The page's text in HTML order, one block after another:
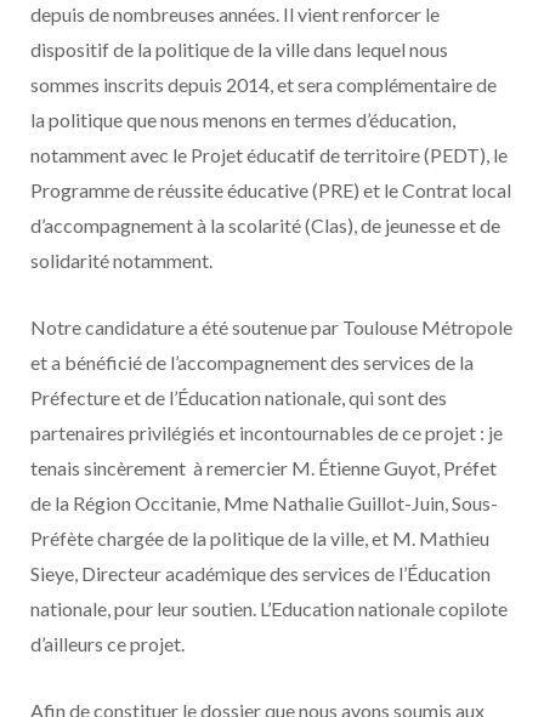
depuis de nombreuses années. Il vient renforcer le
dispositif de la politique de la ville dans lequel nous
sommes inscrits depuis 2014, et sera complémentaire de
la politique que nous menons en termes d’éducation,
notamment avec le Projet éducatif de territoire (PEDT), le
Programme de réussite éducative (PRE) et le Contrat local
d’accompagnement à la scolarité (Clas), de jeunesse et de
solidarité notamment.
Notre candidature a été soutenue par Toulouse Métropole
et a bénéficié de l’accompagnement des services de la
Préfecture et de l’Éducation nationale, qui sont des
partenaires privilégiés et incontournables de ce projet : je
tenais sincèrement à remercier M. Étienne Guyot, Préfet
de la Région Occitanie, Mme Nathalie Guillot-Juin, Sous-
Préfète chargée de la politique de la ville, et M. Mathieu
Sieye, Directeur académique des services de l’Éducation
nationale, pour leur soutien. L’Education nationale copilote
d’ailleurs ce projet.
Afin de constituer le dossier que nous avons soumis aux